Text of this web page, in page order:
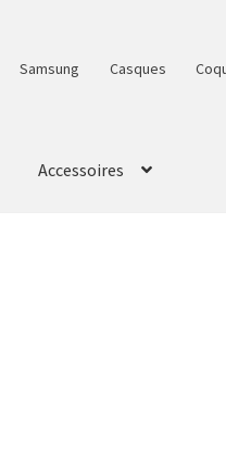
Samsung Casques
Accessoires